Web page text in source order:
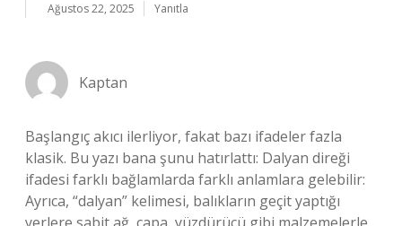
Ağustos 22, 2025 Yanıtla
Kaptan
Başlangıç akıcı ilerliyor, fakat bazı ifadeler fazla
klasik. Bu yazı bana şunu hatırlattı: Dalyan direği
ifadesi farklı bağlamlarda farklı anlamlara gelebilir:
Ayrıca, “dalyan” kelimesi, balıkların geçit yaptığı